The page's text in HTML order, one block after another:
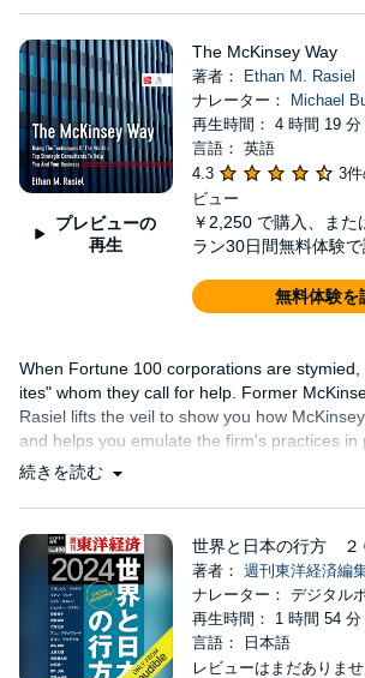
プレビューの
再生
The McKinsey Way
著者：
Ethan M. Rasiel
ナレーター：
Michael
再生時間： 4 時間 19 分
言語： 英語
4.3
3
ビュー
￥2,250 で購入、また
ラン30日間無料体験
無料体験を
When Fortune 100 corporations are stymied,
ites" whom they call for help. Former
Rasiel lifts the veil to show you how
and helps you emulate the firm's practices in
communication, and management....
続きを読む
世界と日本の行方 ２
著者： 週刊東洋経済編
ナレーター： デジタル
再生時間： 1 時間 54 分
言語： 日本語
レビューはまだありませ